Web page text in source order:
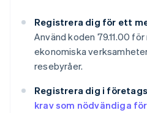
Registrera dig för ett
Använd koden 79.11.00
ekonomiska
resebyråer.
Registrera dig i
krav som nödvändiga